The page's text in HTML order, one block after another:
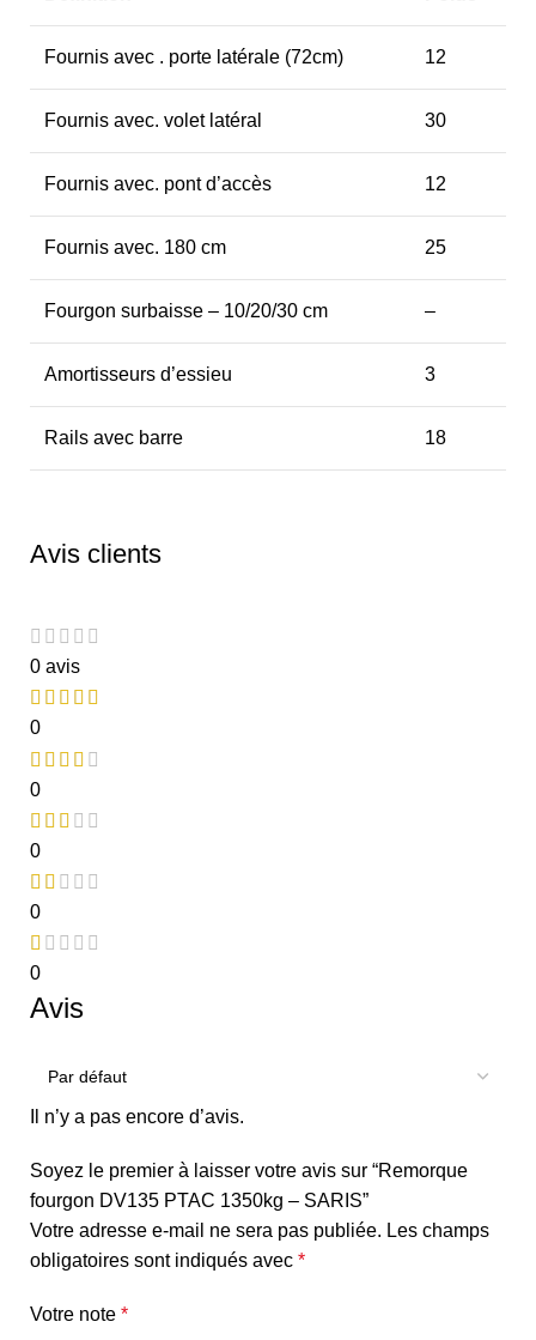
Fournis avec . porte latérale (72cm) 12
Fournis avec. volet latéral 30
Fournis avec. pont d’accès 12
Fournis avec. 180 cm 25
Fourgon surbaisse – 10/20/30 cm –
Amortisseurs d’essieu 3
Rails avec barre 18
Avis clients
0 avis
0
0
0
0
0
Avis
Il n’y a pas encore d’avis.
Soyez le premier à laisser votre avis sur “Remorque
fourgon DV135 PTAC 1350kg – SARIS”
Votre adresse e-mail ne sera pas publiée. Les champs
obligatoires sont indiqués avec *
Votre note *